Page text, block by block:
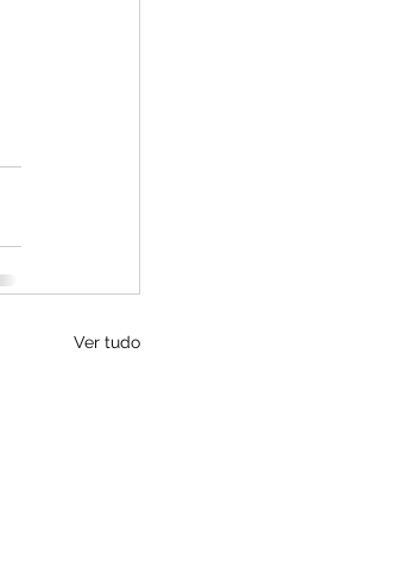
Ver tudo